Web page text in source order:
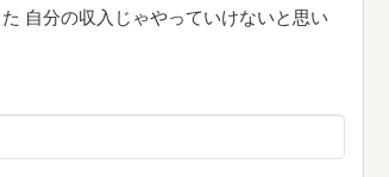
自分の収入じゃやっていけないと思い